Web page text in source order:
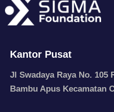
Kantor Pusat
Jl Swadaya Raya No. 105
Bambu Apus Kecamatan